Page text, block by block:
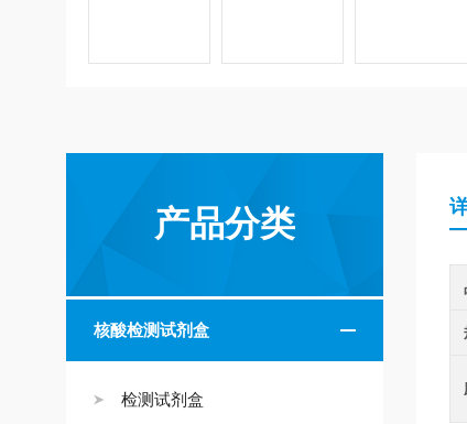
产品分类
核酸检测试剂盒
检测试剂盒